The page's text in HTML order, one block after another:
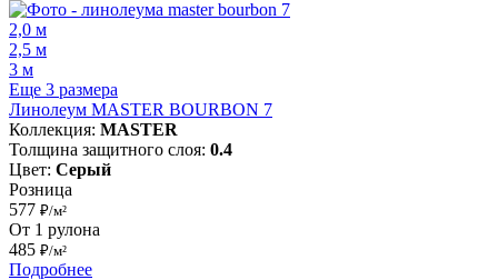
2,0 м
2,5 м
3 м
Еще 3 размера
Линолеум MASTER BOURBON 7
Коллекция: MASTER
Толщина защитного слоя: 0.4
Цвет: Серый
Розница
577 ₽/м²
От 1 рулона
485 ₽/м²
Подробнее